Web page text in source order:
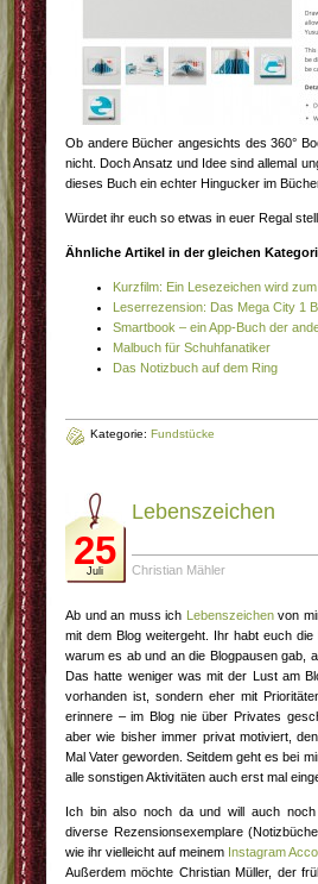
Ob andere Bücher angesichts des 360°
nicht. Doch Ansatz und Idee sind allemal
dieses Buch ein echter Hingucker im
Würdet ihr euch so etwas in euer Regal
Ähnliche Artikel in der gleichen
Kurzfilm: Ein Lesezeichen wird
Leserrezension: Das Mega City 1
Smartbook – ein App-Buch der
Malbuch für Schuhfanatiker
Das Notizbuch auf dem Ring
Kategorie: Fundstücke
25
Juli
Lebenszeichen
Christian Mähler
Ab und an muss ich Lebenszeichenvon
mit dem Blog weitergeht. Ihr habt euch
warum es ab und an die Blogpausen gab,
Das hatte weniger was mit der Lust am
vorhanden ist, sondern eher mit
erinnere – im Blog nie über Privates
aber wie bisher immer privat motiviert,
Mal Vater geworden. Seitdem geht es bei
alle sonstigen Aktivitäten auch erst mal
Ich bin also noch da und will auch
diverse Rezensionsexemplare
wie ihr vielleicht auf meinem Instagram
Außerdem möchte Christian Müller, der